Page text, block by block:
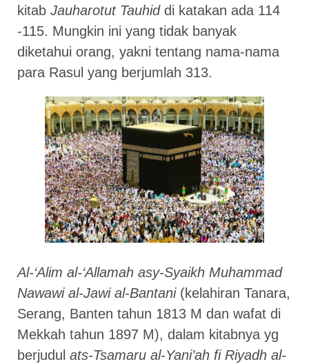
kitab Jauharotut Tauhiddi katakan ada 114
-115. Mungkin ini yang tidak banyak
diketahui orang, yakni tentang nama-nama
para Rasul yang berjumlah 313.
Al-‘Alim al-‘Allamah asy-Syaikh Muhammad
Nawawi al-Jawi al-Bantani(kelahiran Tanara,
Serang, Banten tahun 1813 M dan wafat di
Mekkah tahun 1897 M), dalam kitabnya yg
berjudul ats-Tsamaru al-Yani’ah fi Riyadh al-